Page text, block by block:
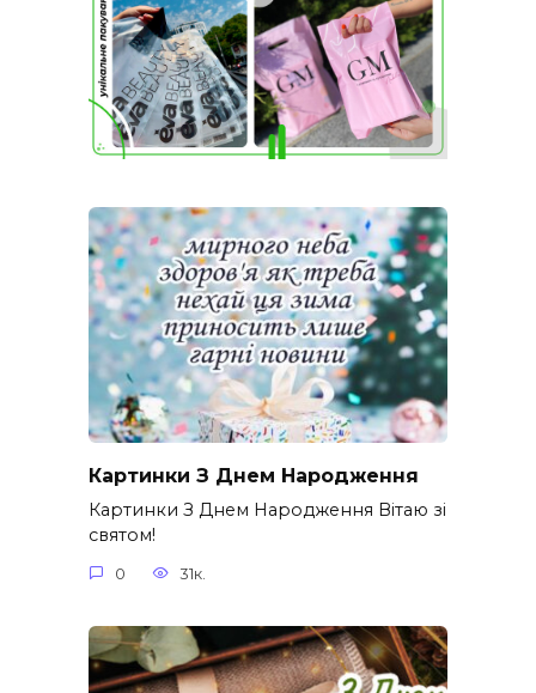
Картинки З Днем Народження
Картинки З Днем Народження Вітаю зі
святом!
0 31к.